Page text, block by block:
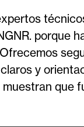
porque
y
que